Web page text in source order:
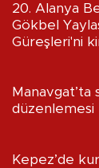
20. Alanya
Gökbel
Güreşleri'ni
Manavgat’ta
düzenlemesi
Kepez’de